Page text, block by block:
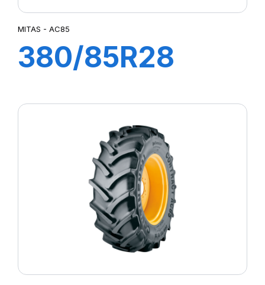
MITAS - AC85
380/85R28
AC85 (14.9R28)